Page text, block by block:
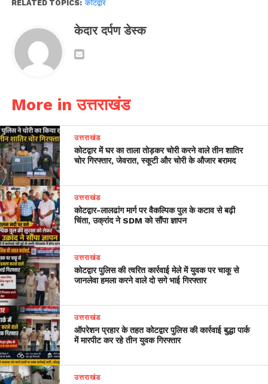
RELATED TOPICS: कोटद्वार
केदार दर्पण डेस्क
More in उत्तराखंड
उत्तराखंड
कोटद्वार में घर का ताला तोड़कर चोरी करने वाले तीन शातिर
चोर गिरफ्तार, जेवरात, स्कूटी और चोरी के औजार बरामद
उत्तराखंड
​कोटद्वार-लालढांग मार्ग पर वैकल्पिक पुल के कटाव से बढ़ी
चिंता, उक्रांद ने SDM को सौंपा ज्ञापन
उत्तराखंड
कोटद्वार पुलिस की त्वरित कार्रवाई मेले में युवक पर चाकू से
जानलेवा हमला करने वाले दो सगे भाई गिरफ्तार
उत्तराखंड
ऑपरेशन प्रहार के तहत कोटद्वार पुलिस की कार्रवाई बुद्धा पार्क
में मारपीट कर रहे तीन युवक गिरफ्तार
उत्तराखंड